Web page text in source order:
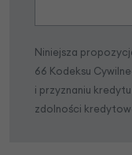
Niniejsza
66 Kodeksu
i przyznaniu
zdolności